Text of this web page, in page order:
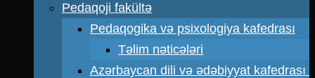
Pedaqoji fakültə
Pedaqogika və psixologiya kafedrası
Təlim nəticələri
Azərbaycan dili və ədəbiyyat kafedrası